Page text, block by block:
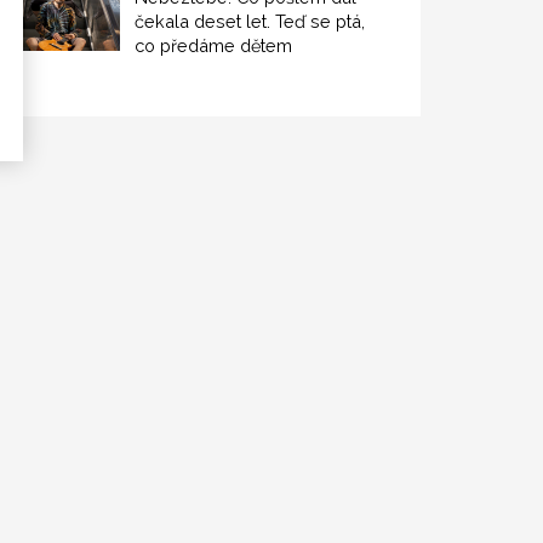
čekala deset let. Teď se ptá,
co předáme dětem